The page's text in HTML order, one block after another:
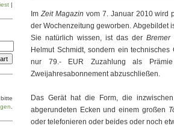
ImZeit Magazin vom 7. Januar 2010 wird
der Wochenzeitung geworben. Abgebildet
Sie natürlich wissen, ist das der Bremer
Helmut Schmidt, sondern ein
nur 79.- EUR Zuzahlung als
Zweijahresabonnement abzuschließen.
Das Gerät hat die Form, die
abgerundeten Ecken und einem großen
oder telefonieren oder beides oder noch
|